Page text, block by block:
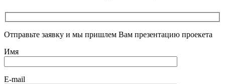
Отправьте заявку и мы пришлем Вам презентацию проекета
Имя
E-mail